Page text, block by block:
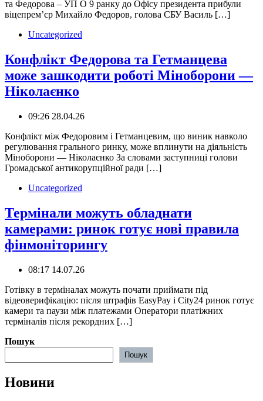
та Федорова – УП О 9 ранку до Офісу президента прибули
віцепрем’єр Михайло Федоров, голова СБУ Василь […]
Uncategorized
Конфлікт Федорова та Гетманцева
може зашкодити роботі Міноборони —
Ніколаєнко
09:26 28.04.26
️Конфлікт між Федоровим і Гетманцевим, що виник навколо
регулювання грального ринку, може вплинути на діяльність
Міноборони — Ніколаєнко За словами заступниці голови
Громадської антикорупційної ради […]
Uncategorized
Термінали можуть обладнати
камерами: ринок готує нові правила
фінмоніторингу
08:17 14.07.26
Готівку в терміналах можуть почати приймати під
відеоверифікацію: після штрафів EasyPay і City24 ринок готує
камери та паузи між платежами ️Оператори платіжних
терміналів після рекордних […]
Пошук
Пошук
Новини